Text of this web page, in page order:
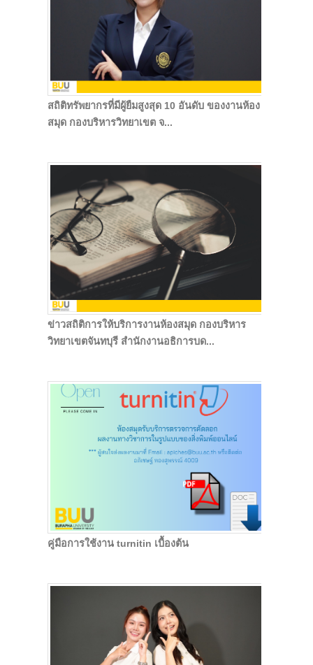
สถิติทรัพยากรที่มีผู้ยืมสูงสุด 10 อันดับ ของงานห้อง
สมุด กองบริหารวิทยาเขต จ...
ข่าวสถิติการให้บริการงานห้องสมุด กองบริหาร
วิทยาเขตจันทบุรี สำนักงานอธิการบด...
คู่มือการใช้งาน turnitin เบื้องต้น